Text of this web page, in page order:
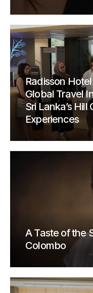
Radisson
Global Travel
Sri Lanka’s
Experiences
A Taste of the
Colombo